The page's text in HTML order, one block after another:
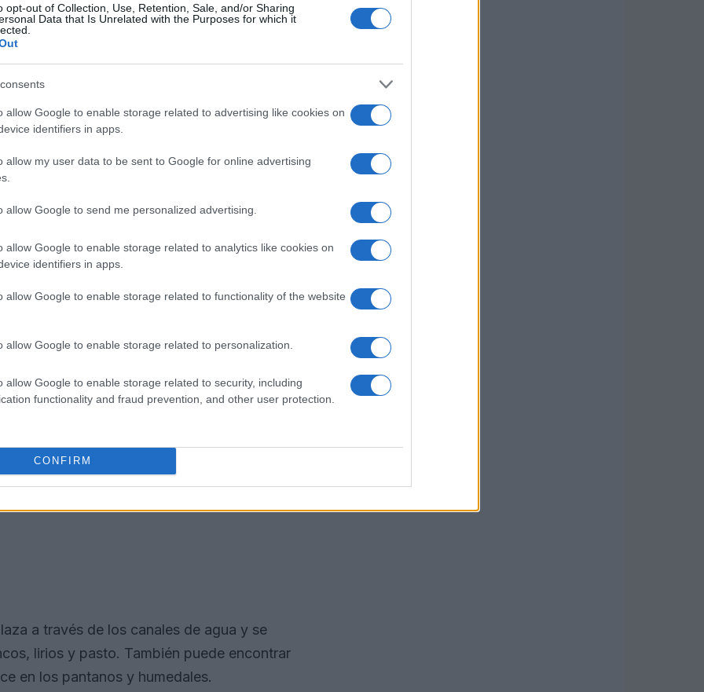
opt-out of Collection, Use, Retention, Sale, and/or Sharing
Data that Is Unrelated with the Purposes for which it
allow Google to enable storage related to advertising like cookies on
identifiers in apps.
allow my user data to be sent to Google for online advertising
allow Google to send me personalized advertising.
allow Google to enable storage related to analytics like cookies on
identifiers in apps.
allow Google to enable storage related to functionality of the website
allow Google to enable storage related to personalization.
allow Google to enable storage related to security, including
functionality and fraud prevention, and other user protection.
CONFIRM
madriguerasen las orillas para descansar
en el suelo y tienen múltiples entradas
si se sienten amenazados. También
vegetación acuática para descansar y tomar
gran cantidad de vegetación acuática, que
y humedales también proporcionan
ya que suelen ser áreas menos
a través de los canales de agua y se
lirios y pasto. También puede encontrar
en los pantanos y humedales.